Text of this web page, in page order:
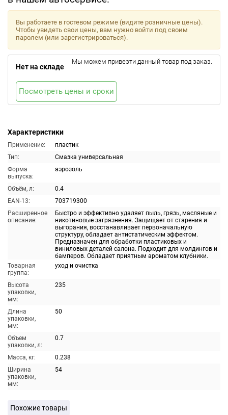
Характеристики
Применение:
пластик
Тип:
Смазка универсальная
Форма
выпуска:
аэрозоль
Объём, л:
0.4
EAN-13:
703719300
Расширенное
описание:
Быстро и эффективно удаляет пыль, грязь, масляные и
никотиновые загрязнения. Защищает от старения и
выгорания, восстанавливает первоначальную
структуру, обладает антистатическим эффектом.
Предназначен для обработки пластиковых и
виниловых деталей салона. Подходит для молдингов и
бамперов. Обладает приятным ароматом клубники.
Товарная
группа:
уход и очистка
Высота
упаковки,
мм:
235
Длина
упаковки,
мм:
50
Объем
упаковки, л:
0.7
Масса, кг:
0.238
Ширина
упаковки,
мм:
54
Вы работаете в гостевом режиме (видите розничные цены).
Чтобы увидеть свои цены, вам нужно войти под своим
паролем (или зарегистрироваться).
Нет на складе
Мы можем привезти данный товар под заказ.
Посмотреть цены и сроки
Похожие товары